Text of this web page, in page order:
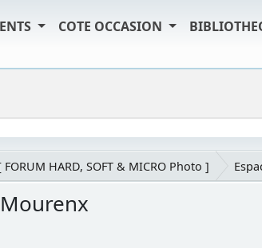
COTE OCCASION
FORUM HARD, SOFT & MICRO Photo ]